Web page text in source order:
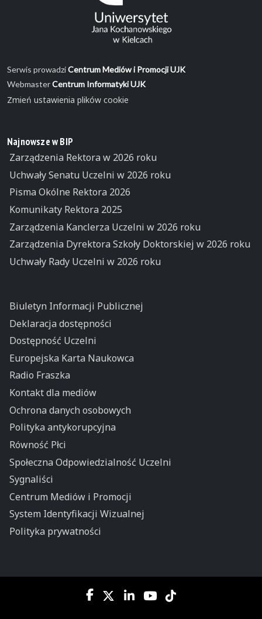
Serwis prowadziCentrum Mediów i Promocji UJK
WebmasterCentrum Informatyki UJK
Zmień ustawienia plików cookie
Najnowsze w BIP
Zarządzenia Rektora w 2026 roku
Uchwały Senatu Uczelni w 2026 roku
Pisma Okólne Rektora 2026
Komunikaty Rektora 2025
Zarządzenia Kanclerza Uczelni w 2026 roku
Zarządzenia Dyrektora Szkoły Doktorskiej w 2026 roku
Uchwały Rady Uczelni w 2026 roku
Biuletyn Informacji Publicznej
Deklaracja dostępności
Dostępność Uczelni
Europejska Karta Naukowca
Radio Fraszka
Kontakt dla mediów
Ochrona danych osobowych
Polityka antykorupcyjna
Równość Płci
Społeczna Odpowiedzialność Uczelni
Sygnaliści
Centrum Mediów i Promocji
System Identyfikacji Wizualnej
Polityka prywatności